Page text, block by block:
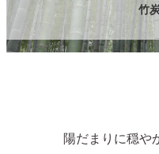
竹
陽だまりに穏や